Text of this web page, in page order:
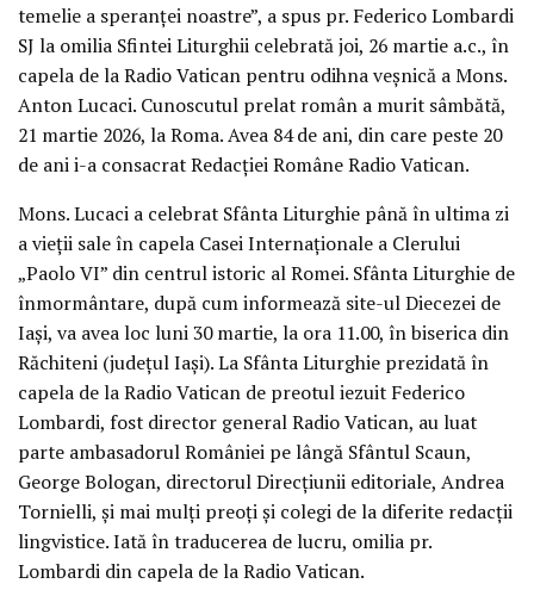
temelie a speranței noastre”, a spus pr. Federico Lombardi
SJ la omilia Sfintei Liturghii celebrată joi, 26 martie a.c., în
capela de la Radio Vatican pentru odihna veșnică a Mons.
Anton Lucaci. Cunoscutul prelat român a murit sâmbătă,
21 martie 2026, la Roma. Avea 84 de ani, din care peste 20
de ani i-a consacrat Redacției Române Radio Vatican.
Mons. Lucaci a celebrat Sfânta Liturghie până în ultima zi
a vieții sale în capela Casei Internaționale a Clerului
„Paolo VI” din centrul istoric al Romei. Sfânta Liturghie de
înmormântare, după cum informează site-ul Diecezei de
Iași, va avea loc luni 30 martie, la ora 11.00, în biserica din
Răchiteni (județul Iași). La Sfânta Liturghie prezidată în
capela de la Radio Vatican de preotul iezuit Federico
Lombardi, fost director general Radio Vatican, au luat
parte ambasadorul României pe lângă Sfântul Scaun,
George Bologan, directorul Direcțiunii editoriale, Andrea
Tornielli, și mai mulți preoți și colegi de la diferite redacții
lingvistice. Iată în traducerea de lucru, omilia pr.
Lombardi din capela de la Radio Vatican.